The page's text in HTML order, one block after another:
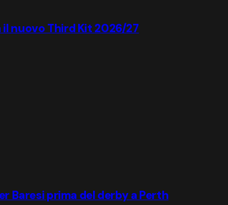
il nuovo Third Kit 2026/27
Baresi prima del derby a Perth